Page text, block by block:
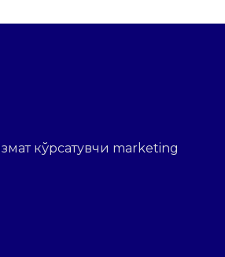
кўрсатувчи marketing